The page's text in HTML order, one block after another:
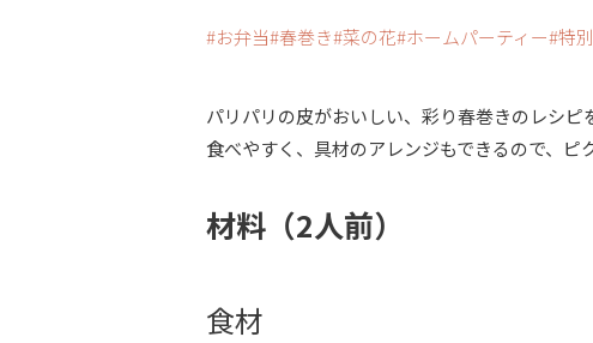
お弁当 春巻き 菜の花 ホームパーティー 特
パリパリの皮がおいしい、彩り春巻きのレシピ
食べやすく、具材のアレンジもできるので、
材料（2人前）
食材